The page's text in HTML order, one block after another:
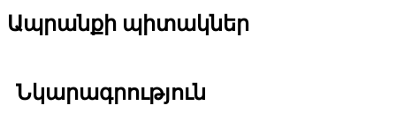
Ապրանքի պիտակներ
Նկարագրություն